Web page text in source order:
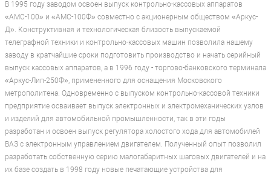
В 1995 году заводом освоен выпуск контрольно-кассовых аппаратов
«АМС-100» и «АМС-100Ф» совместно с акционерным обществом «Аркус-
Д». Конструктивная и технологическая близость выпускаемой
телеграфной техники и контрольно-кассовых машин позволила нашему
заводу в кратчайшие сроки подготовить производство и начать серийный
выпуск кассовых аппаратов, а в 1996 году - торгово-банковского терминала
«Аркус-Лип-250Ф», примененного для оснащения Московского
метрополитена. Одновременно с выпуском контрольно-кассовой техники
предприятие осваивает выпуск электронных и электромеханических узлов
и изделий для автомобильной промышленности, так в эти годы
разработан и освоен выпуск регулятора холостого хода для автомобилей
ВАЗ с электронным управлением двигателем. Полученный опыт позволил
разработать собственную серию малогабаритных шаговых двигателей и на
их базе создать в 1998 году новые печатающие устройства для